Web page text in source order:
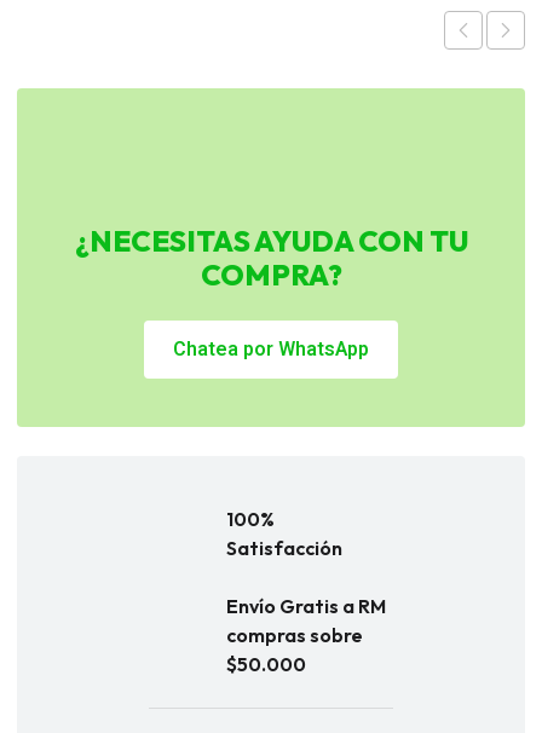
¿NECESITAS AYUDA CON TU
COMPRA?
Chatea por WhatsApp
100%
Satisfacción
Envío Gratis a RM
compras sobre
$50.000